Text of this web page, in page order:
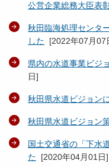
公営企業総務大臣表
秋田臨海処理センタ
した [2022年07月07
県内の水道事業ビジ
日]
秋田県水道ビジョン
秋田県水道ビジョン
国土交通省の「下水
た [2020年04月01日]